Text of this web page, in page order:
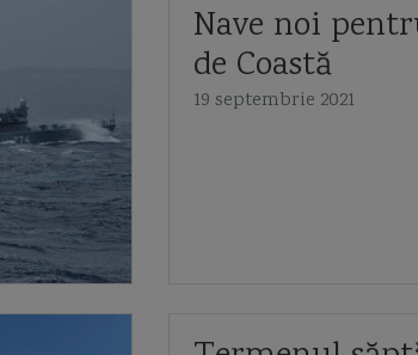
Nave noi
de Coastă
19 septembrie 2021